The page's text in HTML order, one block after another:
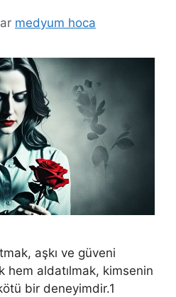
medyum hoca
aşkı ve güveni
hem aldatılmak, kimsenin
bir deneyimdir.1